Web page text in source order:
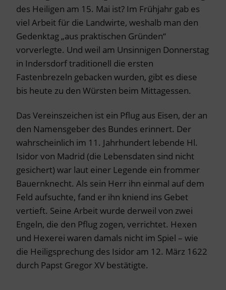
des Heiligen am 15. Mai ist? Im Frühjahr gab es
viel Arbeit für die Landwirte, weshalb man den
Gedenktag „aus praktischen Gründen“
vorverlegte. Und weil am Unsinnigen Donnerstag
in Indersdorf traditionell die ersten
Fastenbrezeln gebacken wurden, gibt es diese
bis heute zu den Würsten beim Mittagessen.
Das Vereinszeichen ist ein Pflug aus Eisen, der an
den Namensgeber des Bundes erinnert. Der
wahrscheinlich im 11. Jahrhundert lebende Hl.
Isidor von Madrid (die Lebensdaten sind nicht
gesichert) war laut einer Legende ein frommer
Bauernknecht. Als sein Herr ihn einmal auf dem
Feld aufsuchte, fand er ihn kniend ins Gebet
vertieft. Seine Arbeit wurde derweil von zwei
Engeln, die den Pflug zogen, verrichtet. Hexen
und Hexerei waren damals nicht im Spiel – wie
die Heiligsprechung des Isidor am 12. März 1622
durch Papst Gregor XV bestätigte.